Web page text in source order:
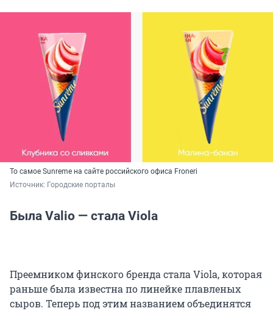
То самое Sunreme на сайте российского офиса Froneri
Источник: Городские порталы
Была Valio — стала Viola
Преемником финского бренда стала Viola, которая
раньше была известна по линейке плавленых
сыров. Теперь под этим названием объединятся